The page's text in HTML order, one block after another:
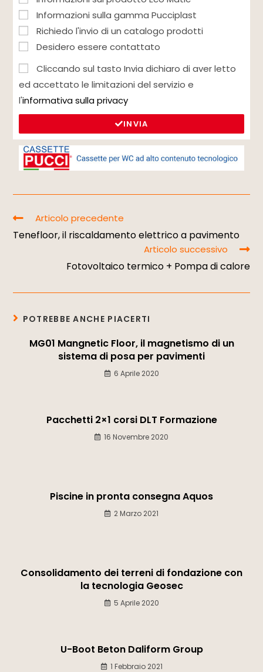
Informazioni sulla gamma Pucciplast
Richiedo l'invio di un catalogo prodotti
Desidero essere contattato
Cliccando sul tasto Invia dichiaro di aver letto
ed accettato le limitazioni del servizio e
l'informativa sulla privacy
INVIA
Articolo precedente
Tenefloor, il riscaldamento elettrico a pavimento
Articolo successivo
Fotovoltaico termico + Pompa di calore
POTREBBE ANCHE PIACERTI
MG01 Mangnetic Floor, il magnetismo di un
sistema di posa per pavimenti
6 Aprile 2020
Pacchetti 2×1 corsi DLT Formazione
16 Novembre 2020
Piscine in pronta consegna Aquos
2 Marzo 2021
Consolidamento dei terreni di fondazione con
la tecnologia Geosec
5 Aprile 2020
U-Boot Beton Daliform Group
1 Febbraio 2021